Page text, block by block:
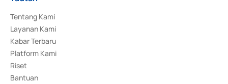
Tentang Kami
Layanan Kami
Kabar Terbaru
Platform Kami
Riset
Bantuan